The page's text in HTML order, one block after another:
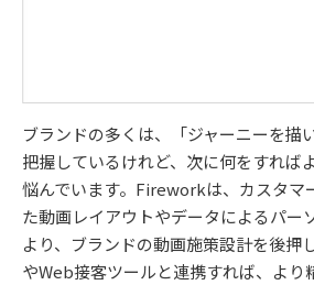
ブランドの多くは、「ジャーニーを描
把握しているけれど、次に何をすれば
悩んでいます。Fireworkは、カスタマ
た動画レイアウトやデータによるパー
より、ブランドの動画施策設計を後押
やWeb接客ツールと連携すれば、より